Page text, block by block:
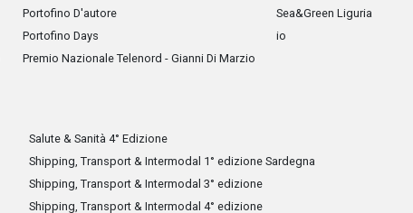
Portofino D'autore
Portofino Days
Premio Nazionale Telenord - Gianni Di Marzio
Sea&Green Liguria
io
Salute & Sanità 4° Edizione
Shipping, Transport & Intermodal 1° edizione Sardegna
Shipping, Transport & Intermodal 3° edizione
Shipping, Transport & Intermodal 4° edizione